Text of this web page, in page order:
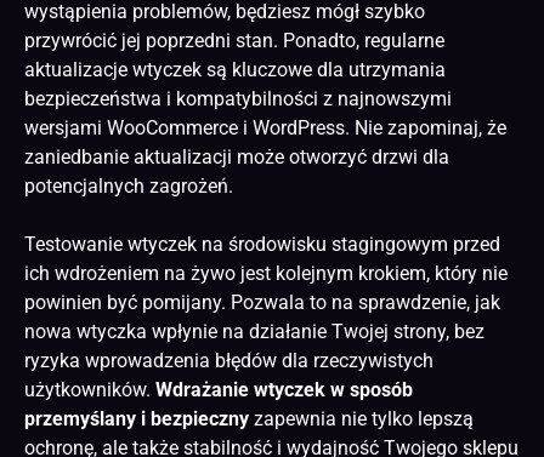
wystąpienia problemów, będziesz mógł szybko
przywrócić jej poprzedni stan. Ponadto, regularne
aktualizacje wtyczek są kluczowe dla utrzymania
bezpieczeństwa i kompatybilności z najnowszymi
wersjami WooCommerce i WordPress. Nie zapominaj, że
zaniedbanie aktualizacji może otworzyć drzwi dla
potencjalnych zagrożeń.
Testowanie wtyczek na środowisku stagingowym przed
ich wdrożeniem na żywo jest kolejnym krokiem, który nie
powinien być pomijany. Pozwala to na sprawdzenie, jak
nowa wtyczka wpłynie na działanie Twojej strony, bez
ryzyka wprowadzenia błędów dla rzeczywistych
użytkowników. Wdrażanie wtyczek w sposób
przemyślany i bezpieczny zapewnia nie tylko lepszą
ochronę, ale także stabilność i wydajność Twojego sklepu